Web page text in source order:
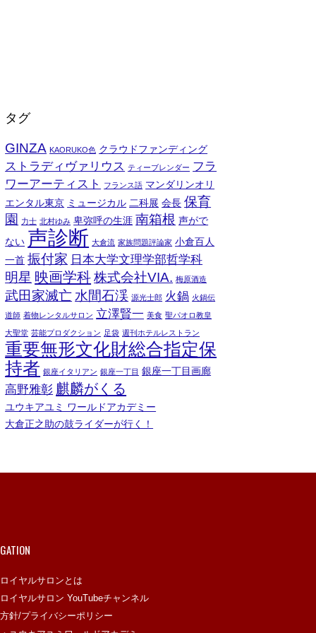
タグ
GINZA KAORUKO色 クラウドファンディング
ストラディヴァリウス ティーブレンダー フラ
ワーアーティスト
フランス語 マンダリンオリ
エンタル東京 ミュージカル 二科展 会長 保育
園
力士 北村ゆみ 卑弥呼の生涯 南箱根 声がで
ない 声診断 大倉流 家族問題評論家 小倉百人
一首 振付家 日本大学文理学部哲学科
明星 映画学科株式会社VIA. 梅原酒造
武田家滅亡 水間石渓 源光士郎 火鍋 火鍋伝
道師 着物レンタルサロン 立澤賢一 美食 聖パオロ教皇
大聖堂 芸能プロダクション 足袋 週刊ホテルレストラン
重要無形文化財総合指定保
持者 銀座イタリアン 銀座一丁目 銀座一丁目画廊
高野雅彰 麒麟がくる
ユウキアユミ ワールドアカデミー
大倉正之助の鼓ライダーが行く！
イヤルサロンとは
イヤルサロン YouTubeチャンネル
針/プライバシーポリシー